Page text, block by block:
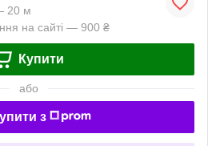
20 м
на сайті — 900 ₴
Купити
або
з